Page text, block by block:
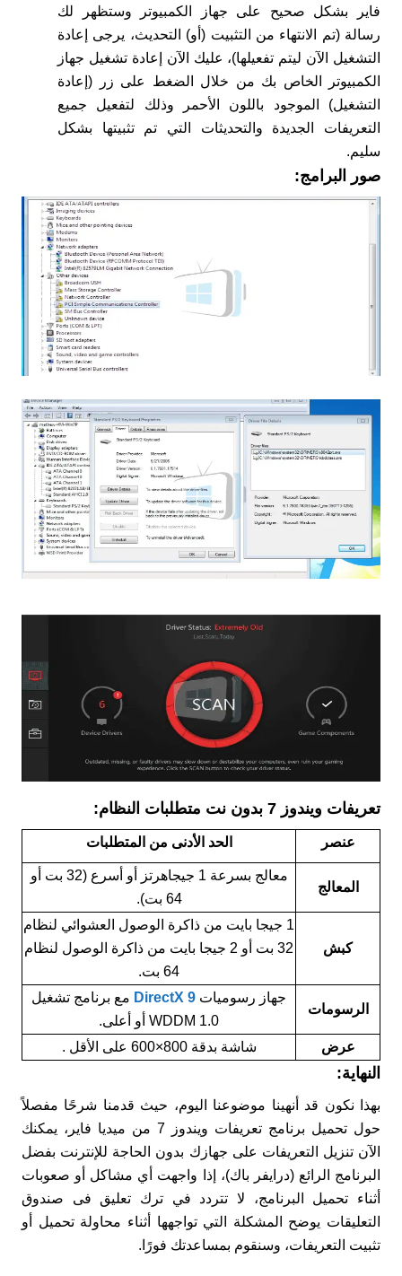
فاير بشكل صحيح على جهاز الكمبيوتر وستظهر لك
رسالة (تم الانتهاء من التثبيت (أو) التحديث، يرجى إعادة
التشغيل الآن ليتم تفعيلها)، عليك الآن إعادة تشغيل جهاز
الكمبيوتر الخاص بك من خلال الضغط على زر (إعادة
التشغيل) الموجود باللون الأحمر وذلك لتفعيل جميع
التعريفات الجديدة والتحديثات التي تم تثبيتها بشكل
سليم.
صور البرامج:
تعريفات ويندوز 7 بدون نت متطلبات النظام:
عنصر الحد الأدنى من المتطلبات
المعالج
معالج بسرعة 1 جيجاهرتز أو أسرع (32 بت أو
64 بت).
كبش
1 جيجا بايت من ذاكرة الوصول العشوائي لنظام
32 بت أو 2 جيجا بايت من ذاكرة الوصول لنظام
64 بت.
الرسومات
جهاز رسوميات DirectX 9 مع برنامج تشغيل
WDDM 1.0 أو أعلى.
عرض
شاشة بدقة 800×600 على الأقل .
النهاية:
بهذا نكون قد أنهينا موضوعنا اليوم، حيث قدمنا شرحًا مفصلاً
حول تحميل برنامج تعريفات ويندوز 7 من ميديا فاير، يمكنك
الآن تنزيل التعريفات على جهازك بدون الحاجة للإنترنت بفضل
البرنامج الرائع (درايفر باك)، إذا واجهت أي مشاكل أو صعوبات
أثناء تحميل البرنامج، لا تتردد في ترك تعليق فى صندوق
التعليقات يوضح المشكلة التي تواجهها أثناء محاولة تحميل أو
تثبيت التعريفات، وسنقوم بمساعدتك فورًا.